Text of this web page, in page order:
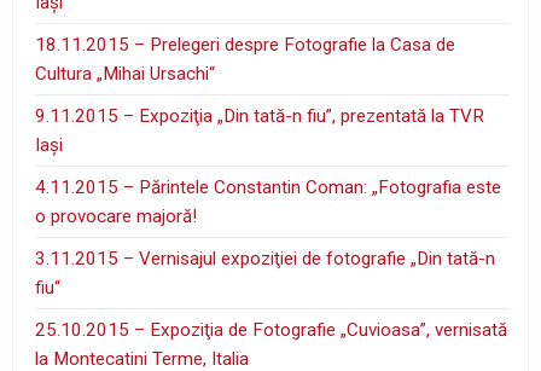
18.11.2015 – Prelegeri despre Fotografie la Casa de
Cultura „Mihai Ursachi“
9.11.2015 – Expoziţia „Din tată-n fiu”, prezentată la TVR
Iaşi
4.11.2015 – Părintele Constantin Coman: „Fotografia este
o provocare majoră!
3.11.2015 – Vernisajul expoziţiei de fotografie „Din tată-n
fiu“
25.10.2015 – Expoziţia de Fotografie „Cuvioasa”, vernisată
la Montecatini Terme, Italia